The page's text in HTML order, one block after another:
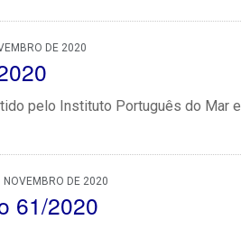
DE 2020
pelo Instituto Português do Mar e
NOVEMBRO DE 2020
61/2020